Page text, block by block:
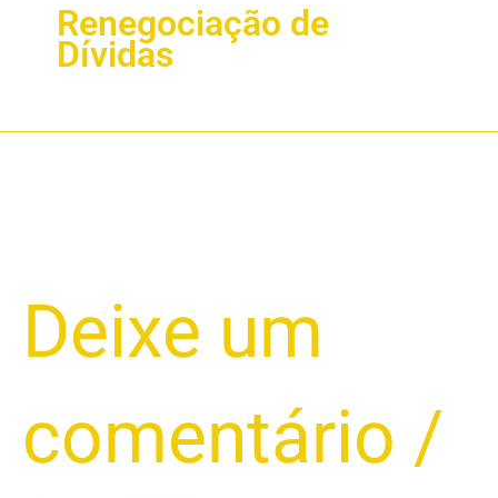
Renegociação de
Dívidas
Deixe um
comentário /
Provar
a
da
Parcela